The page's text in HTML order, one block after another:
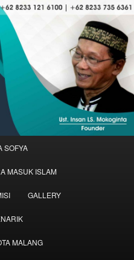
NASIONAL AYA
Ustadz Insan LS Mokoginta
SOFYA
MASUK ISLAM
GALLERY
MALANG